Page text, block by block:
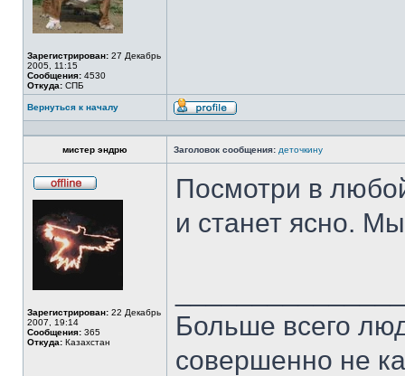
Зарегистрирован: 27 Декабрь
2005, 11:15
Сообщения: 4530
Откуда: СПБ
Вернуться к началу
Профиль
мистер эндрю Заголовок сообщения: деточкину
Зарегистрирован: 22 Декабрь
2007, 19:14
Сообщения: 365
Откуда: Казахстан
Посмотри в
и станет ясно.
Больше всего
совершенно не